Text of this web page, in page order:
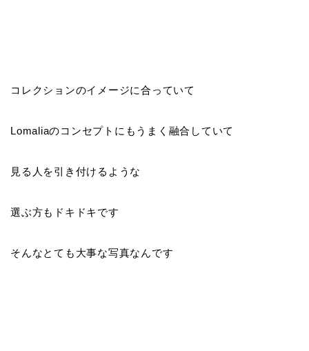
コレクションのイメージに合っていて
Lomaliaのコンセプトにもうまく融合していて
見る人を引き付けるような
選ぶ方もドキドキです
そんなとても大事な写真なんです